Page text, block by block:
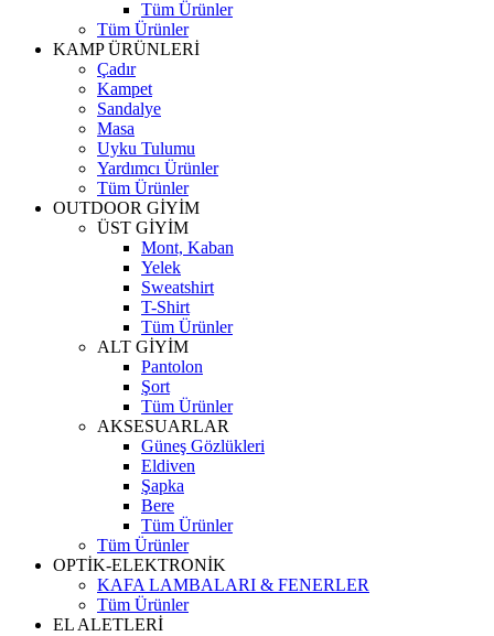
Tüm Ürünler
Tüm Ürünler
KAMP ÜRÜNLERİ
Çadır
Kampet
Sandalye
Masa
Uyku Tulumu
Yardımcı Ürünler
Tüm Ürünler
OUTDOOR GİYİM
ÜST GİYİM
Mont, Kaban
Yelek
Sweatshirt
T-Shirt
Tüm Ürünler
ALT GİYİM
Pantolon
Şort
Tüm Ürünler
AKSESUARLAR
Güneş Gözlükleri
Eldiven
Şapka
Bere
Tüm Ürünler
Tüm Ürünler
OPTİK-ELEKTRONİK
KAFA LAMBALARI & FENERLER
Tüm Ürünler
EL ALETLERİ